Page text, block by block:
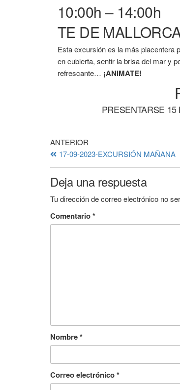
10:00h – 14:00h
TE DE
Esta excursión es la más placentera
en cubierta, sentir la brisa del mar y
refrescante… ¡ANIMATE!
PRESENTARSE
ANTERIOR
17-09-2023-EXCURSIÓN MAÑANA
Deja una respuesta
Tu dirección de correo electrónico no
Comentario*
Nombre*
Correo electrónico*